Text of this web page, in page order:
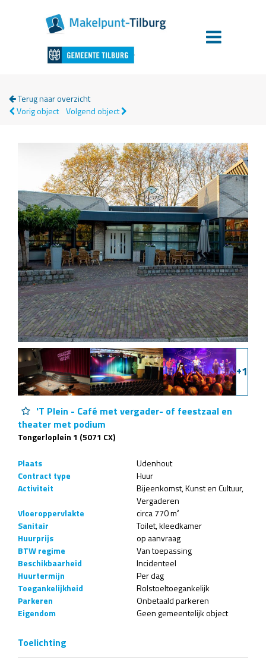
Terug naar overzicht
Vorig object Volgend object
+1
'T Plein - Café met vergader- of feestzaal en
theater met podium
Tongerloplein 1 (5071 CX)
Plaats
Udenhout
Contract type
Huur
Activiteit
Bijeenkomst Kunst en Cultuur
Vergaderen
Vloeroppervlakte
circa 770 m²
Sanitair
Toilet kleedkamer
Huurprijs
op aanvraag
BTW regime
Van toepassing
Beschikbaarheid
Incidenteel
Huurtermijn
Per dag
Toegankelijkheid
Rolstoeltoegankelijk
Parkeren
Onbetaald parkeren
Eigendom
Geen gemeentelijk object
Toelichting